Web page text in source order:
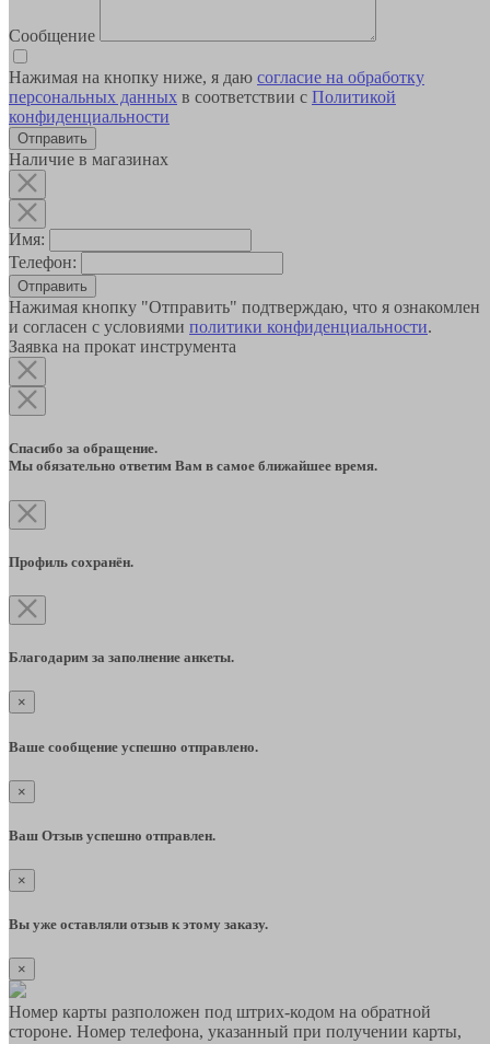
Сообщение
Нажимая на кнопку ниже, я даю согласие на обработку
персональных данных в соответствии с Политикой
конфиденциальности
Наличие в магазинах
Имя:
Телефон:
Отправить
Нажимая кнопку "Отправить" подтверждаю, что я ознакомлен
и согласен с условиями политики конфиденциальности.
Заявка на прокат инструмента
Спасибо за обращение.
Мы обязательно ответим Вам в самое ближайшее время.
Профиль сохранён.
Благодарим за заполнение анкеты.
×
Ваше сообщение успешно отправлено.
×
Ваш Отзыв успешно отправлен.
×
Вы уже оставляли отзыв к этому заказу.
×
Номер карты разположен под штрих-кодом на обратной
стороне. Номер телефона, указанный при получении карты,